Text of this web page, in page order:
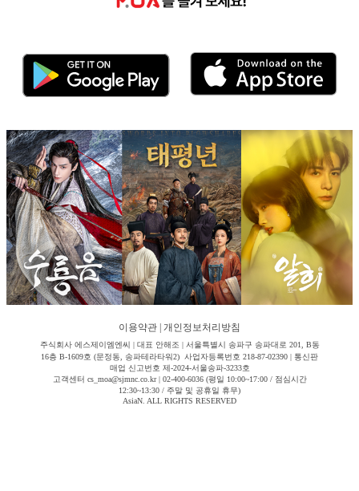
이용약관 개인정보처리방침
주식회사 에스제이엠엔씨 | 대표 안해조 | 서울특별시 송파구 송파대로 201, B동
16층 B-1609호 (문정동, 송파테라타워2) 사업자등록번호 218-87-02390 | 통신판
매업 신고번호 제-2024-서울송파-3233호
고객센터 cs_moa@sjmnc.co.kr | 02-400-6036 (평일 10:00~17:00 / 점심시간
12:30~13:30 / 주말 및 공휴일 휴무)
AsiaN. ALL RIGHTS RESERVED